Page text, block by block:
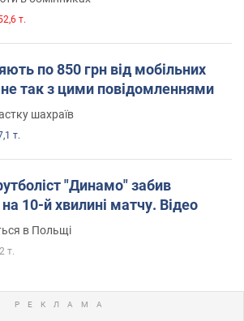
т.
по 850 грн від мобільних
так з цими повідомленнями
шахраїв
т.
"Динамо" забив
10-й хвилині матчу. Відео
в Польщі
т.